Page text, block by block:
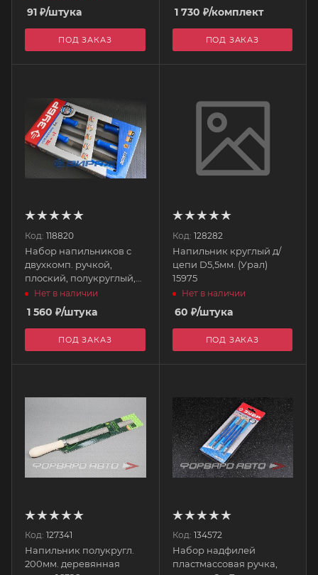
91 ₽/штука
ПОД ЗАКАЗ
1 730 ₽/комплект
ПОД ЗАКАЗ
Код: 118820
Набор напильников с
двухкомп. ручкой,
плоский, полукруглый,
трехгранный,
Нет в наличии
1 560 ₽/штука
ПОД ЗАКАЗ
Код: 128282
Напильник круглый д/
цепи D5,5мм. (Урал)
15975
Нет в наличии
60 ₽/штука
ПОД ЗАКАЗ
Код: 127341
Напильник полукругл.
200мм. деревянная
Код: 134572
Набор надфилей
пластмассовая ручка,